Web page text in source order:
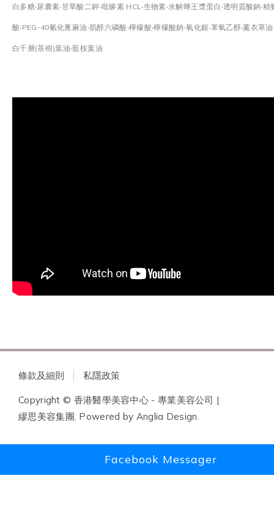
白多糖‧尿囊素‧甘草酸二鉀‧吡哆素 HCL‧生物素‧水解蜂王漿蛋白‧透明質酸鈉‧精
酸‧PEG-40氫化蓖麻油‧肌醇六磷酸‧檸檬酸‧檸檬酸鈉‧氧化銀‧苯氧乙醇‧薰衣草油
白千層(茶樹)葉油‧藍桉葉油
條款及細則 私隱政策
Copyright © 香港醫學美容中心 - 專業美容公司 |
繆思美容集團. Powered by Anglia Design.
Facebook Messager